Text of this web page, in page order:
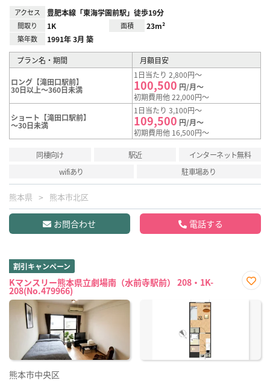
アクセス 豊肥本線「東海学園前駅」徒歩19分
間取り 1K 面積 23m²
築年数 1991年 3月 築
プラン名・期間 月額目安
ロング【滝田口駅前】
30日以上～360日未満
1日当たり 2,800円～
100,500 円/月～
初期費用他 22,000円～
ショート【滝田口駅前】
～30日未満
1日当たり 3,100円～
109,500 円/月～
初期費用他 16,500円～
同棲向け 駅近
インターネット無料
wifiあり
駐車場あり
熊本県 熊本市北区
お問合わせ 電話する
割引キャンペーン
Kマンスリー熊本県立劇場南（水前寺駅前） 208・1K-
208(No.479966)
に入
熊本市中央区